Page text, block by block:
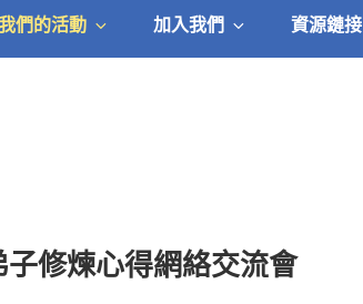
們的活動 加入我們 資源鏈接
修煉心得網絡交流會